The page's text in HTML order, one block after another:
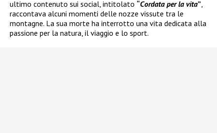
ultimo contenuto sui social, intitolato “Cordata per la vita”,
raccontava alcuni momenti delle nozze vissute tra le
montagne. La sua morte ha interrotto una vita dedicata alla
passione per la natura, il viaggio e lo sport.